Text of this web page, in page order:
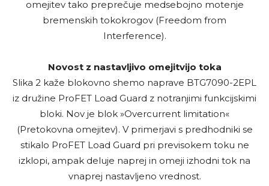
omejitev tako preprečuje medsebojno motenje
bremenskih tokokrogov (Freedom from
Interference).
Novost z nastavljivo omejitvijo toka
Slika 2 kaže blokovno shemo naprave BTG7090-2EPL
iz družine ProFET Load Guard z notranjimi funkcijskimi
bloki. Nov je blok »Overcurrent limitation«
(Pretokovna omejitev). V primerjavi s predhodniki se
stikalo ProFET Load Guard pri previsokem toku ne
izklopi, ampak deluje naprej in omeji izhodni tok na
vnaprej nastavljeno vrednost.